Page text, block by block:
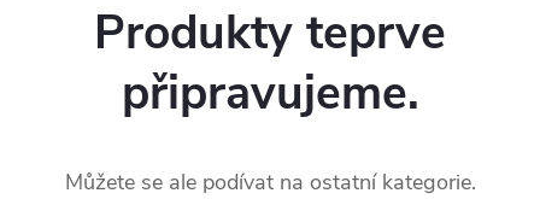
Produkty teprve
připravujeme.
Můžete se ale podívat na ostatní kategorie.